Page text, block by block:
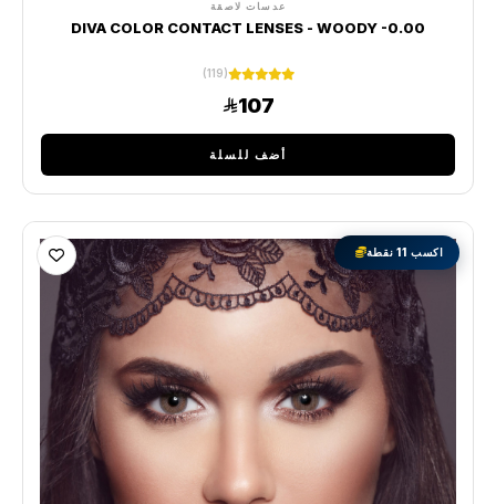
عدسات لاصقة
DIVA COLOR CONTACT LENSES - WOODY -0.00
(119)
107
أضف للسلة
اكسب 11 نقطة